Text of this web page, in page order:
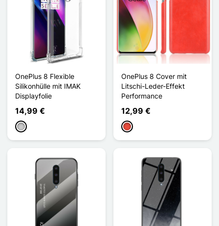
OnePlus 8 Flexible
Silikonhülle mit IMAK
Displayfolie
14,99 €
Transparent
OnePlus 8 Cover mit
Litschi-Leder-Effekt
Performance
12,99 €
Rot